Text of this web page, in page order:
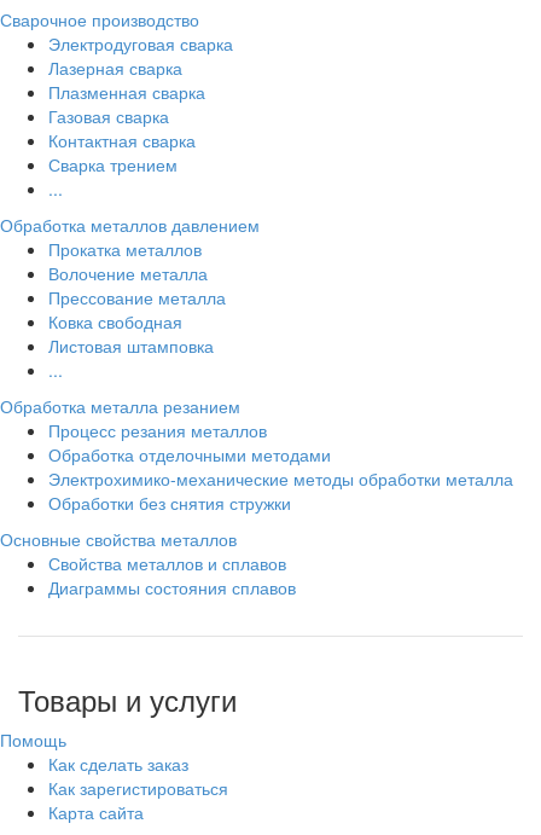
Сварочное производство
Электродуговая сварка
Лазерная сварка
Плазменная сварка
Газовая сварка
Контактная сварка
Сварка трением
...
Обработка металлов давлением
Прокатка металлов
Волочение металла
Прессование металла
Ковка свободная
Листовая штамповка
...
Обработка металла резанием
Процесс резания металлов
Обработка отделочными методами
Электрохимико-механические методы обработки металла
Обработки без снятия стружки
Основные свойства металлов
Свойства металлов и сплавов
Диаграммы состояния сплавов
Товары и услуги
Помощь
Как сделать заказ
Как зарегистироваться
Карта сайта